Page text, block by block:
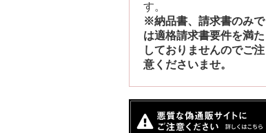
す。
※納品書、請求書のみで
は適格請求書要件を満た
しておりませんのでご注
意くださいませ。